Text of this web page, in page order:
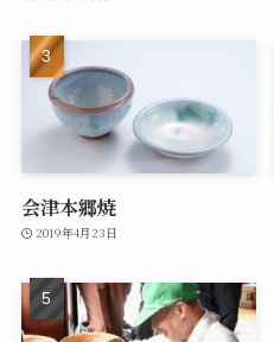
会津本郷焼
2019年4月23日